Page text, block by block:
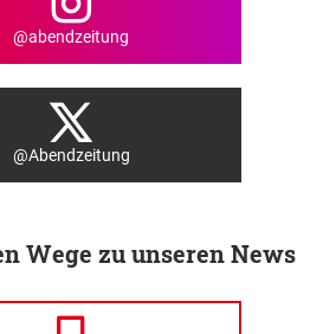
@abendzeitung
@Abendzeitung
Wege zu unseren News